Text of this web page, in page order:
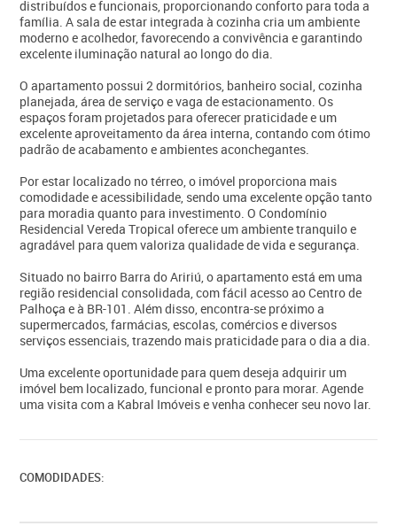
distribuídos e funcionais, proporcionando conforto para toda a
família. A sala de estar integrada à cozinha cria um ambiente
moderno e acolhedor, favorecendo a convivência e garantindo
excelente iluminação natural ao longo do dia.
O apartamento possui 2 dormitórios, banheiro social, cozinha
planejada, área de serviço e vaga de estacionamento. Os
espaços foram projetados para oferecer praticidade e um
excelente aproveitamento da área interna, contando com ótimo
padrão de acabamento e ambientes aconchegantes.
Por estar localizado no térreo, o imóvel proporciona mais
comodidade e acessibilidade, sendo uma excelente opção tanto
para moradia quanto para investimento. O Condomínio
Residencial Vereda Tropical oferece um ambiente tranquilo e
agradável para quem valoriza qualidade de vida e segurança.
Situado no bairro Barra do Aririú, o apartamento está em uma
região residencial consolidada, com fácil acesso ao Centro de
Palhoça e à BR-101. Além disso, encontra-se próximo a
supermercados, farmácias, escolas, comércios e diversos
serviços essenciais, trazendo mais praticidade para o dia a dia.
Uma excelente oportunidade para quem deseja adquirir um
imóvel bem localizado, funcional e pronto para morar. Agende
uma visita com a Kabral Imóveis e venha conhecer seu novo lar.
COMODIDADES: